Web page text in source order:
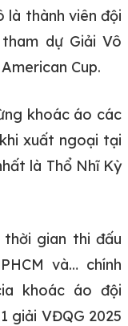
là thành viên đội
dự Giải Vô
Cup.
khoác áo các
xuất ngoại tại
là Thổ Nhĩ Kỳ
gian thi đấu
và… chính
khoác áo đội
giải VĐQG 2025